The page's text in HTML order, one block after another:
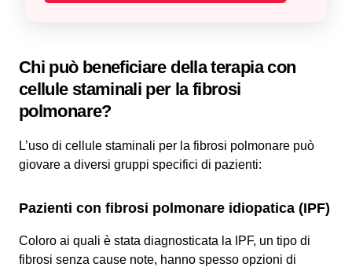
Chi può beneficiare della terapia con
cellule staminali per la fibrosi
polmonare?
L’uso di cellule staminali per la fibrosi polmonare può
giovare a diversi gruppi specifici di pazienti:
Pazienti con fibrosi polmonare idiopatica (IPF)
Coloro ai quali è stata diagnosticata la IPF, un tipo di
fibrosi senza cause note, hanno spesso opzioni di